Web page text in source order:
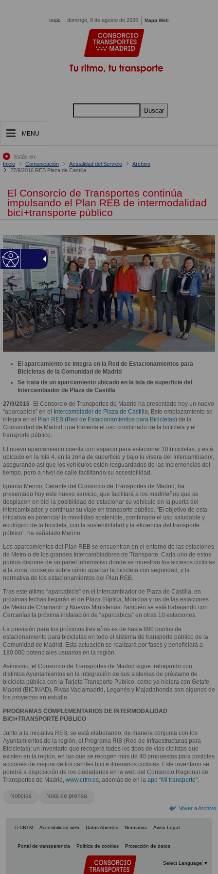
Inicio domingo, 9 de agosto de 2026 Mapa Web
Buscar
MENU
Estás en:
Inicio
Comunicación Actualidad del Servicio
Archivo
27/9/2016 REB Plaza de Castilla
El Consorcio de Transportes continúa
impulsando el Plan REB de intermodalidad
bici+transporte público
El aparcamiento se integra en la Red de Estacionamientos para
Bicicletas de la Comunidad de Madrid
Se trata de un aparcamiento ubicado en la Isla de superficie del
Intercambiador de Plaza de Castilla
27/9/2016- El Consorcio de Transportes de Madrid ha presentado hoy un nuevo
“aparcabicis” en el
Intercambiador de Plaza de Castilla. Este emplazamiento se
integra en el
Plan REB (Red de Estacionamientos para Bicicletas) de la
Comunidad de Madrid, que fomenta el uso combinado de la bicicleta y el
transporte público.
El nuevo aparcamiento cuenta con espacio para estacionar 10 bicicletas, y está
ubicado en la Isla 4, en la zona de superficie y bajo la visera del Intercambiador,
asegurando así que los vehículos estén resguardados de las inclemencias del
tiempo, pero a nivel de calle facilitando su accesibilidad.
Ignacio Merino, Gerente del Consorcio de Transportes de Madrid, ha
presentado hoy este nuevo servicio, que facilitará a los madrileños que se
desplacen en bici la posibilidad de estacionar su vehículo en la puerta del
Intercambiador, y continuar su viaje en transporte público. “El objetivo de esta
iniciativa es potenciar la movilidad sostenible, combinado el uso saludable y
ecológico de la bicicleta, con la sostenibilidad y la eficiencia del transporte
público”, ha señalado Merino.
Los aparcamientos del Plan REB se encuentran en el entorno de las estaciones
de Metro o de los grandes Intercambiadores de Transporte. Cada uno de estos
puntos dispone de un panel informativo donde se muestran los accesos ciclistas
a la zona, consejos sobre cómo aparcar la bicicleta con seguridad, y la
normativa de los estacionamientos del Plan REB.
Tras este último “aparcabicis” en el Intercambiador de Plaza de Castilla, en
próximas fechas llegarán el de Plaza Elíptica, Moncloa y los de las estaciones
de Metro de Chamartín y Nuevos Ministerios. También se está trabajando con
Cercanías la próxima instalación de “aparcabicis” en otras 10 estaciones.
La previsión para los próximos tres años es de hasta 800 puntos de
estacionamiento para bicicletas en todo el sistema de transporte público de la
Comunidad de Madrid. Esta actuación se realizará por fases y beneficiará a
180.000 potenciales usuarios en la región.
Asímismo, el Consorcio de Transportes de Madrid sigue trabajando con
distintos Ayuntamientos en la integración de sus sistemas de préstamo de
bicicleta pública con la Tarjeta Transporte Público, como ya hiciera con Getafe.
Madrid (BICIMAD), Rivas Vaciamadrid, Leganés y Majadahonda son algunos de
los proyectos en estudio.
PROGRAMAS COMPLEMENTARIOS DE INTERMODALIDAD
BICI+TRANSPORTE PÚBLICO
Junto a la iniciativa REB, se está elaborando, de manera conjunta con los
Ayuntamientos de la región, el Programa RIB (Red de Infraestructuras para
Bicicletas); un inventario que recogerá todos los tipos de vías ciclistas que
existen en la región, en las que se recogen más de 40 propuestas para posibles
acciones de mejora de los carriles bici e itinerarios ciclistas. Este inventario se
pondrá a disposición de los ciudadanos en la web del Consorcio Regional de
Transportes de Madrid, www.crtm.es , además de en la app “Mi transporte”
Noticias Nota de prensa
Vover a Archivo
© CRTM Accesibilidad web Datos Abiertos Normativa Aviso Legal
Portal de transparencia Política de cookies Protección de datos
Select Language ▼